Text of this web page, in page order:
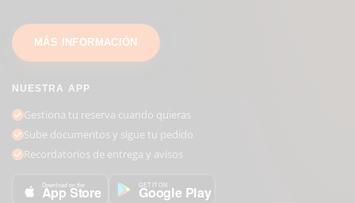
MÁS INFORMACIÓN
NUESTRA APP
Gestiona tu reserva cuando quieras
Sube documentos y sigue tu pedido
Recordatorios de entrega y avisos
Download on the
App Store GET IT ON
Google Play